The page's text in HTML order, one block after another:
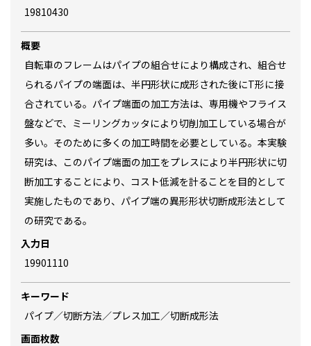
19810430
概要
自転車のフレームはパイプの組合せにより構成され、組合せ
られるパイプの端面は、半円形状に成形された後にT形に接
合されている。パイプ端面の加工方法は、専用機やフライス
盤などで、ミーリングカッタにより切削加工している場合が
多い。そのために多くの加工時間を必要としている。本実験
研究は、このパイプ端面の加工をプレスにより半円形状に切
断加工することにより、コスト低減を計ることを目的として
実施したものであり、パイプ端の異形形状切断成形法として
の研究である。
入力日
19901110
キーワード
パイプ／切断方法／プレス加工／切断成形法
画面枚数